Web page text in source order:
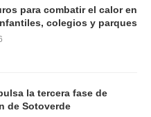
para combatir el calor en
colegios y parques
la tercera fase de
de Sotoverde